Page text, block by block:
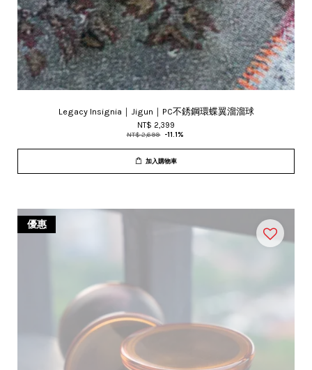
Legacy Insignia｜Jigun｜PC不銹鋼環蝶翼溜溜球
NT$ 2,399
NT$ 2,699 -11.1%
加入購物車
優惠